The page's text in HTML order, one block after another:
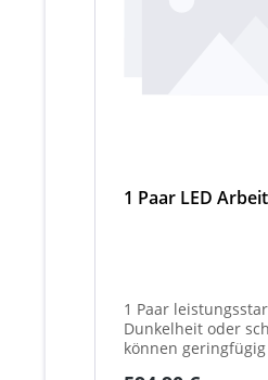
1 Paar LED
1 Paar
Dunkelheit oder
können